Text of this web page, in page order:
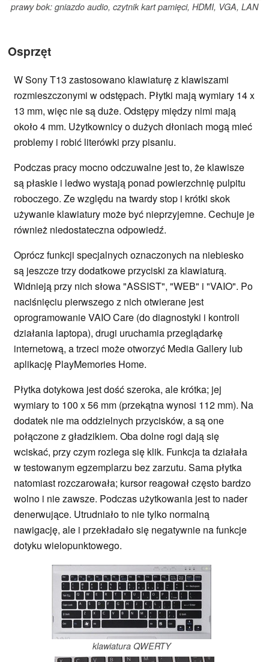
prawy bok: gniazdo audio, czytnik kart pamięci, HDMI, VGA, LAN
Osprzęt
W Sony T13 zastosowano klawiaturę z klawiszami
rozmieszczonymi w odstępach. Płytki mają wymiary 14 x
13 mm, więc nie są duże. Odstępy między nimi mają
około 4 mm. Użytkownicy o dużych dłoniach mogą mieć
problemy i robić literówki przy pisaniu.
Podczas pracy mocno odczuwalne jest to, że klawisze
są płaskie i ledwo wystają ponad powierzchnię pulpitu
roboczego. Ze względu na twardy stop i krótki skok
używanie klawiatury może być nieprzyjemne. Cechuje je
również niedostateczna odpowiedź.
Oprócz funkcji specjalnych oznaczonych na niebiesko
są jeszcze trzy dodatkowe przyciski za klawiaturą.
Widnieją przy nich słowa "ASSIST", "WEB" i "VAIO". Po
naciśnięciu pierwszego z nich otwierane jest
oprogramowanie VAIO Care (do diagnostyki i kontroli
działania laptopa), drugi uruchamia przeglądarkę
internetową, a trzeci może otworzyć Media Gallery lub
aplikację PlayMemories Home.
Płytka dotykowa jest dość szeroka, ale krótka; jej
wymiary to 100 x 56 mm (przekątna wynosi 112 mm). Na
dodatek nie ma oddzielnych przycisków, a są one
połączone z gładzikiem. Oba dolne rogi dają się
wciskać, przy czym rozlega się klik. Funkcja ta działała
w testowanym egzemplarzu bez zarzutu. Sama płytka
natomiast rozczarowała; kursor reagował często bardzo
wolno i nie zawsze. Podczas użytkowania jest to nader
denerwujące. Utrudniało to nie tylko normalną
nawigację, ale i przekładało się negatywnie na funkcje
dotyku wielopunktowego.
klawiatura QWERTY